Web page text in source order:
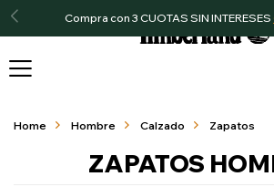
Compra con 3 CUOTAS SIN INTERESES

Home Hombre Calzado Zapatos
ZAPATOS